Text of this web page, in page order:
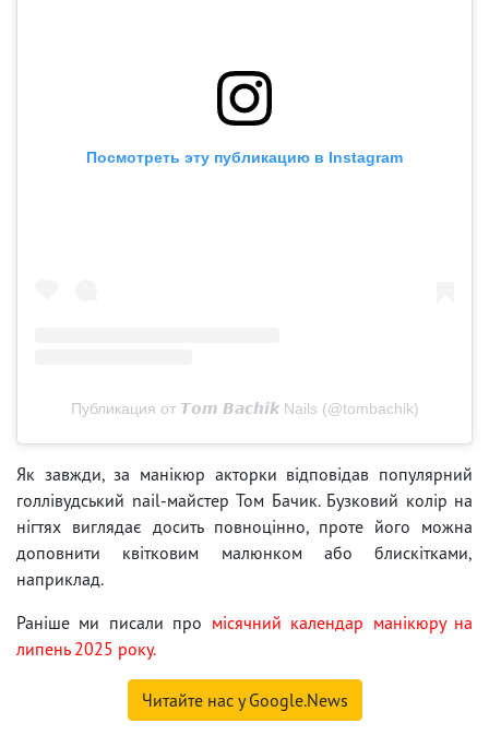
Посмотреть эту публикацию в Instagram
Публикация от 𝙏𝙤𝙢 𝘽𝙖𝙘𝙝𝙞𝙠 Nails (@tombachik)
Як завжди, за манікюр акторки відповідав популярний
голлівудський nail-майстер Том Бачик. Бузковий колір на
нігтях виглядає досить повноцінно, проте його можна
доповнити квітковим малюнком або блискітками,
наприклад.
Раніше ми писали про місячний календар манікюру на
липень 2025 року.
Читайте нас у Google.News